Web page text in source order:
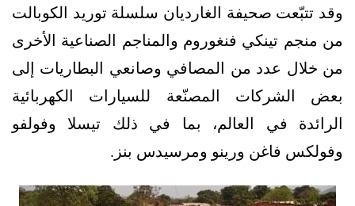
وقد تتبّعت صحيفة الغارديان سلسلة توريد الكوبالت
من منجم تينكي فنغوروم والمناجم الصناعية الأخرى
من خلال عدد من المصافي وصانعي البطاريات إلى
بعض الشركات المصنّعة للسيارات الكهربائية
الرائدة في العالم، بما في ذلك تيسلا وفولفو
وفولكس فاغن ورينو ومرسيدس بنز.